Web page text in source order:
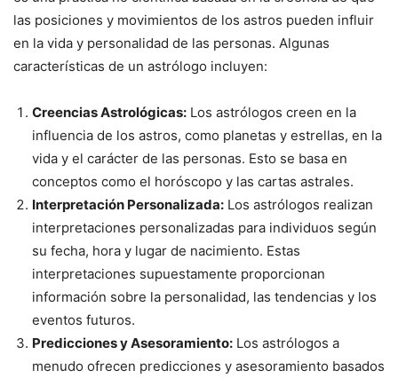
las posiciones y movimientos de los astros pueden influir
en la vida y personalidad de las personas. Algunas
características de un astrólogo incluyen:
Creencias Astrológicas: Los astrólogos creen en la
influencia de los astros, como planetas y estrellas, en la
vida y el carácter de las personas. Esto se basa en
conceptos como el horóscopo y las cartas astrales.
Interpretación Personalizada: Los astrólogos realizan
interpretaciones personalizadas para individuos según
su fecha, hora y lugar de nacimiento. Estas
interpretaciones supuestamente proporcionan
información sobre la personalidad, las tendencias y los
eventos futuros.
Predicciones y Asesoramiento: Los astrólogos a
menudo ofrecen predicciones y asesoramiento basados